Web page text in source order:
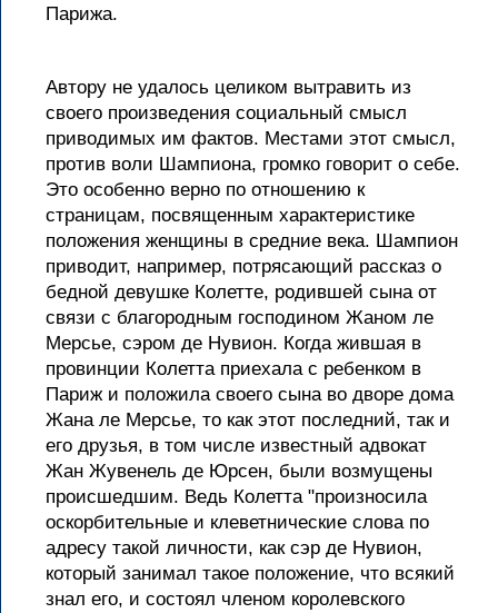
Парижа.
Автору не удалось целиком вытравить из
своего произведения социальный смысл
приводимых им фактов. Местами этот смысл,
против воли Шампиона, громко говорит о себе.
Это особенно верно по отношению к
страницам, посвященным характеристике
положения женщины в средние века. Шампион
приводит, например, потрясающий рассказ о
бедной девушке Колетте, родившей сына от
связи с благородным господином Жаном ле
Мерсье, сэром де Нувион. Когда жившая в
провинции Колетта приехала с ребенком в
Париж и положила своего сына во дворе дома
Жана ле Мерсье, то как этот последний, так и
его друзья, в том числе известный адвокат
Жан Жувенель де Юрсен, были возмущены
происшедшим. Ведь Колетта "произносила
оскорбительные и клеветнические слова по
адресу такой личности, как сэр де Нувион,
который занимал такое положение, что всякий
знал его, и состоял членом королевского